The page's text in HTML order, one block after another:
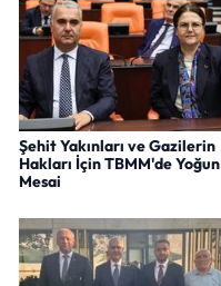
Şehit Yakınları ve Gazilerin
Hakları İçin TBMM'de Yoğun
Mesai